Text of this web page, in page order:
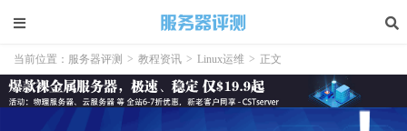
当前位置： 服务器评测 > 教程资讯 > Linux运维 > 正文